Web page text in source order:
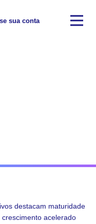
sua conta
destacam maturidade
acelerado